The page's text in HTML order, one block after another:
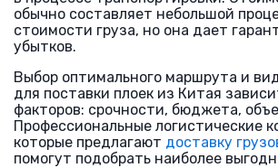
обычно составляет небольшой
стоимости груза, но она дает
убытков.
Выбор оптимального маршрута и
для поставки плоек из Китая
факторов: срочности, бюджета,
Профессиональные логистические
которые предлагают доставку
помогут подобрать наиболее